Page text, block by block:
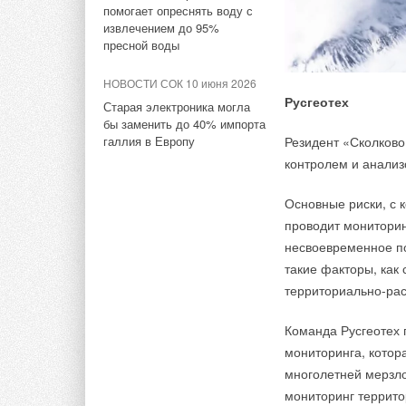
помогает опреснять воду с
извлечением до 95%
пресной воды
НОВОСТИ СОК 10 июня 2026
Старая электроника могла
бы заменить до 40% импорта
галлия в Европу
Русгеотех
Резидент
контролем и
Основные риски, с
проводит
несвоевременное
такие факторы, как
территориально-
Команда
мониторинга,
многолетней
мониторинг
Сейчас многие
с помощью котла
отопления и ГВС.
тепла из наружного
Цель Vattenfall —
поколения. Для
и предприятий.
На отопление
Тепловые насосы
отопления в
Утверждается, что
воды от 60 до 80
не требует